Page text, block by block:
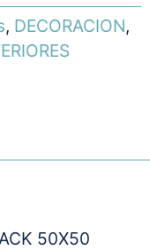
, DECORACION,
50X50